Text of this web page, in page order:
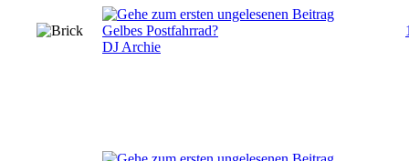
Gelbes Postfahrrad?
DJ Archie